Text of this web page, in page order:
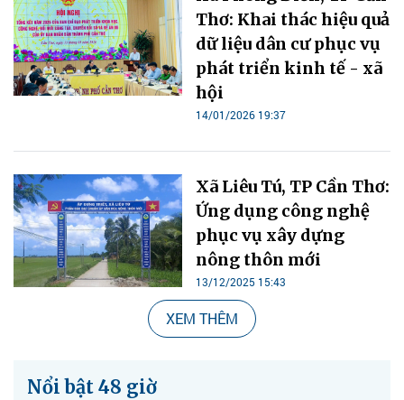
Thơ: Khai thác hiệu quả
dữ liệu dân cư phục vụ
phát triển kinh tế - xã
hội
14/01/2026 19:37
Xã Liêu Tú, TP Cần Thơ:
Ứng dụng công nghệ
phục vụ xây dựng
nông thôn mới
13/12/2025 15:43
XEM THÊM
Nổi bật 48 giờ